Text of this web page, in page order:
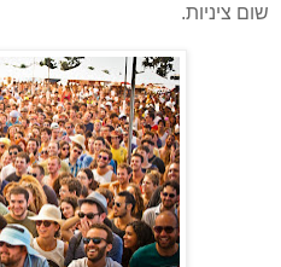
שום ציניות.